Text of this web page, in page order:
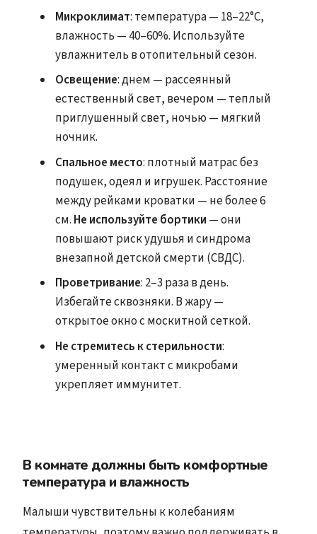
Микроклимат: температура — 18–22°C,
влажность — 40–60%. Используйте
увлажнитель в отопительный сезон.
Освещение: днем — рассеянный
естественный свет, вечером — теплый
приглушенный свет, ночью — мягкий
ночник.
Спальное место: плотный матрас без
подушек, одеял и игрушек. Расстояние
между рейками кроватки — не более 6
см. Не используйте бортики — они
повышают риск удушья и синдрома
внезапной детской смерти (СВДС).
Проветривание: 2–3 раза в день.
Избегайте сквозняки. В жару —
открытое окно с москитной сеткой.
Не стремитесь к стерильности:
умеренный контакт с микробами
укрепляет иммунитет.
В комнате должны быть комфортные
температура и влажность
Малыши чувствительны к колебаниям